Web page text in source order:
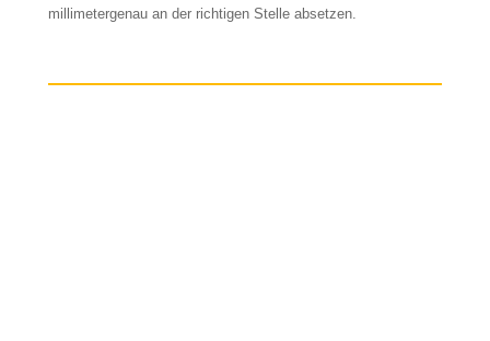
millimetergenau an der richtigen Stelle absetzen.